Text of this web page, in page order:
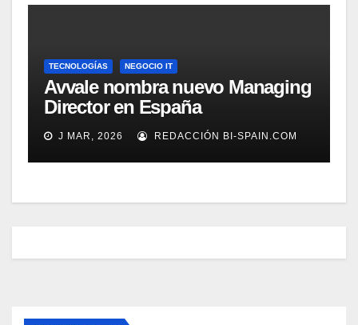
TECNOLOGÍAS NEGOCIO IT
Avvale nombra nuevo Managing
Director en España
J MAR, 2026 REDACCIÓN BI-SPAIN.COM